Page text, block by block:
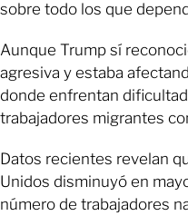
sobre todo los que
Aunque Trump sí
agresiva y estaba
donde enfrentan
trabajadores migrantes
Datos recientes revelan
Unidos disminuyó en
número de trabajadores